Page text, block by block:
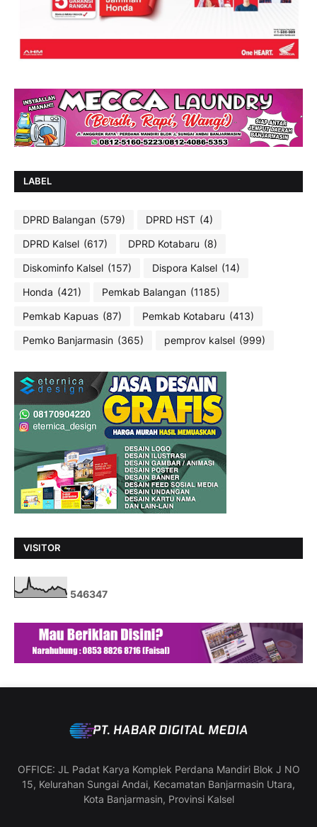
LABEL
DPRD Balangan (579) DPRD HST (4)
DPRD Kalsel (617) DPRD Kotabaru (8)
Diskominfo Kalsel (157) Dispora Kalsel (14)
Honda (421) Pemkab Balangan (1185)
Pemkab Kapuas (87) Pemkab Kotabaru (413)
Pemko Banjarmasin (365) pemprov kalsel (999)
VISITOR
546347
OFFICE: JL Padat Karya Komplek Perdana Mandiri Blok J NO
15, Kelurahan Sungai Andai, Kecamatan Banjarmasin Utara,
Kota Banjarmasin, Provinsi Kalsel